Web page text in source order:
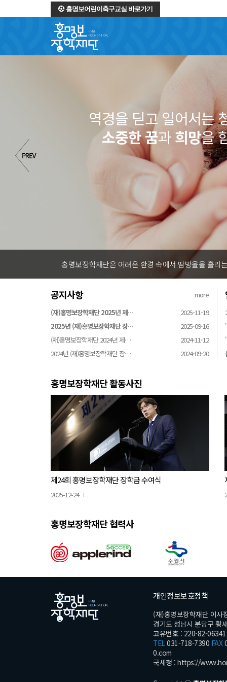
홍명보어린이축구교실 바로가기
역경을 딛고 일어서는
소중한 꿈과희망을
홍명보장학재단은 어려운 환경 속에서 땀방울을 흘리
공지사항
more
(재)홍명보장학재단 2025년 제…
2025-11-19
2025년 (재)홍명보장학재단 장…
2025-09-16
(재)홍명보장학재단 2024년 제…
2024-11-12
2024년 (재)홍명보장학재단 장…
2024-09-20
홍명보장학재단 활동사진
제24회 홍명보장학재단 장학금 수여식
2025-12-24
홍명보장학재단 협력사
개인정보보호정책
(재)홍명보장학재단 이사
경기도 성남시 분당구 황
고유번호 : 220-82-06341
TEL031-718-7390 FAX
0.com
국세청 : https://